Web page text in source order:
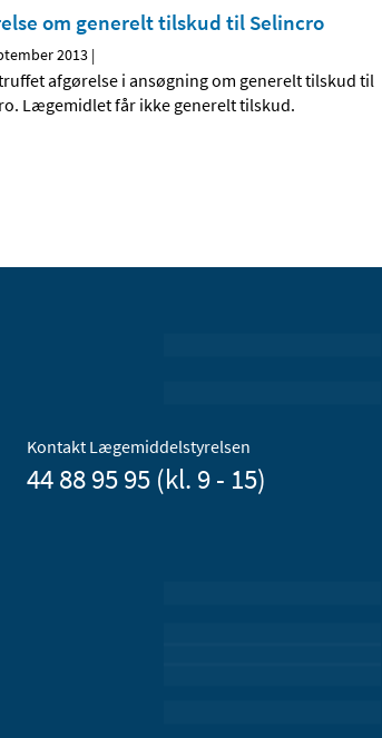
om generelt tilskud til Selincro
2013 |
afgørelse i ansøgning om generelt tilskud til
Lægemidlet får ikke generelt tilskud.
Kontakt Lægemiddelstyrelsen
44 88 95 95 (kl. 9 - 15)